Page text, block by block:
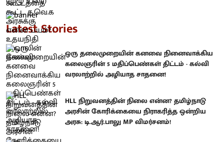
Latest Stories
ஒரு தலைமுறையின் கனவை நினைவாக்கிய
கலைஞரின் 5 மதிப்பெண்கள் திட்டம் - கல்வி
வரலாற்றில் அழியாத சாதனை!
HLL நிறுவனத்தின் நிலை என்ன? தமிழ்நாடு
அரசின் கோரிக்கையை நிராகரித்த ஒன்றிய
அரசு: டி.ஆர்.பாலு MP விமர்சனம்!